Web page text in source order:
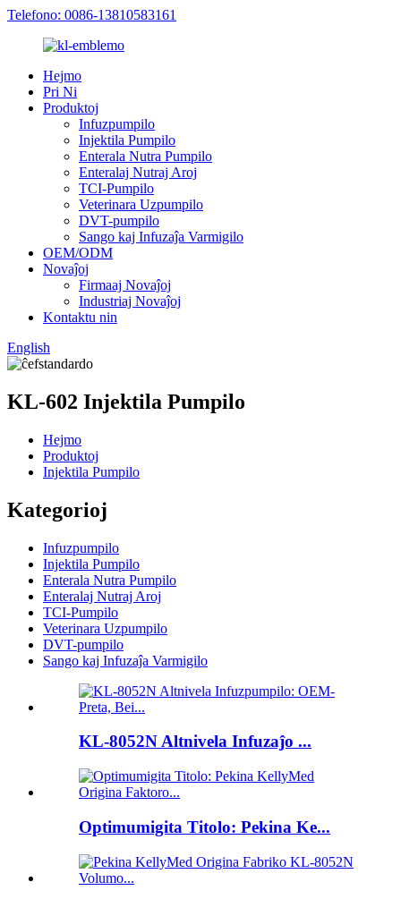
Telefono: 0086-13810583161
Hejmo
Pri Ni
Produktoj
Infuzpumpilo
Injektila Pumpilo
Enterala Nutra Pumpilo
Enteralaj Nutraj Aroj
TCI-Pumpilo
Veterinara Uzpumpilo
DVT-pumpilo
Sango kaj Infuzaĵa Varmigilo
OEM/ODM
Novaĵoj
Firmaaj Novaĵoj
Industriaj Novaĵoj
Kontaktu nin
English
KL-602 Injektila Pumpilo
Hejmo
Produktoj
Injektila Pumpilo
Kategorioj
Infuzpumpilo
Injektila Pumpilo
Enterala Nutra Pumpilo
Enteralaj Nutraj Aroj
TCI-Pumpilo
Veterinara Uzpumpilo
DVT-pumpilo
Sango kaj Infuzaĵa Varmigilo
KL-8052N Altnivela Infuzaĵo ...
Optimumigita Titolo: Pekina Ke...